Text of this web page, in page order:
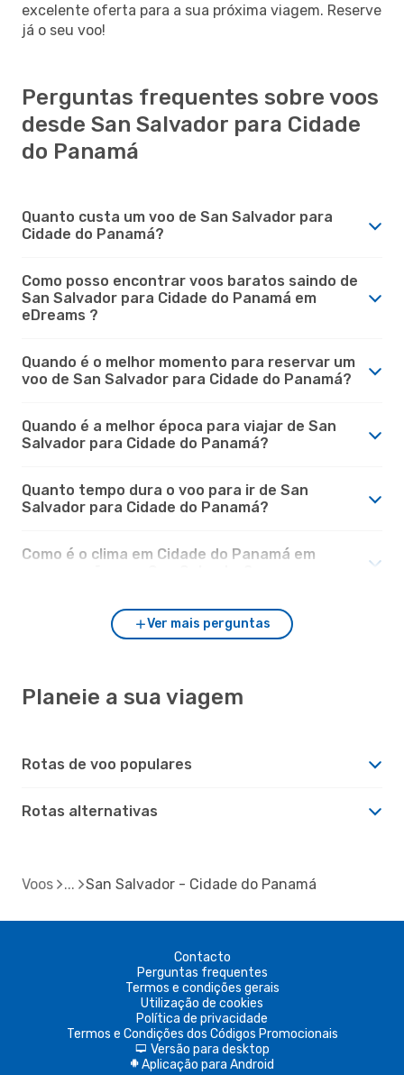
excelente oferta para a sua próxima viagem. Reserve
já o seu voo!
Perguntas frequentes sobre voos
desde San Salvador para Cidade
do Panamá
Quanto custa um voo de San Salvador para
Cidade do Panamá?
Como posso encontrar voos baratos saindo de
San Salvador para Cidade do Panamá em
eDreams ?
Quando é o melhor momento para reservar um
voo de San Salvador para Cidade do Panamá?
Quando é a melhor época para viajar de San
Salvador para Cidade do Panamá?
Quanto tempo dura o voo para ir de San
Salvador para Cidade do Panamá?
Como é o clima em Cidade do Panamá em
Ver mais perguntas
Planeie a sua viagem
Rotas de voo populares
Rotas alternativas
Voos San Salvador - Cidade do Panamá
Contacto
Perguntas frequentes
Termos e condições gerais
Utilização de cookies
Política de privacidade
Termos e Condições dos Códigos Promocionais
d Versão para desktop
A Aplicação para Android